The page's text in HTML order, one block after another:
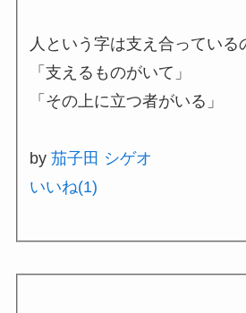
人という字は支え合っている
「支えるものがいて」
「その上に立つ者がいる」
by茄子田 シゲオ
いいね(1)